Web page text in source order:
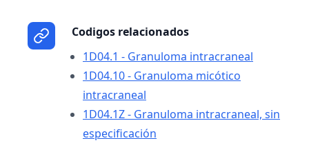
Codigos relacionados
1D04.1 - Granuloma intracraneal
1D04.10 - Granuloma micótico
intracraneal
1D04.1Z - Granuloma intracraneal, sin
especificación